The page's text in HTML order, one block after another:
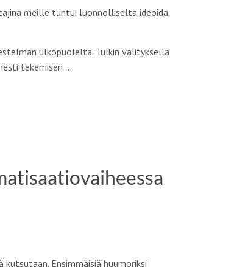
meille tuntui luonnolliselta ideoida
ulkopuolelta. Tulkin välityksellä
tekemisen …
Ensimmäisiä huumoriksi